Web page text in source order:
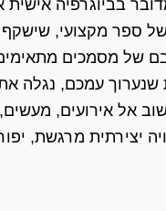
בביוגרפיה אישית
של ספר מקצועי,
של מסמכים
שנערוך עמכם, נגלה
אל אירועים, מעשים,
יצירתית מרגשת,